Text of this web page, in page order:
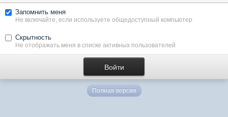
Запомнить меня
Не включайте, если используете общедоступный компьютер
Скрытность
Не отображать меня в списке активных пользователей
Полная версия